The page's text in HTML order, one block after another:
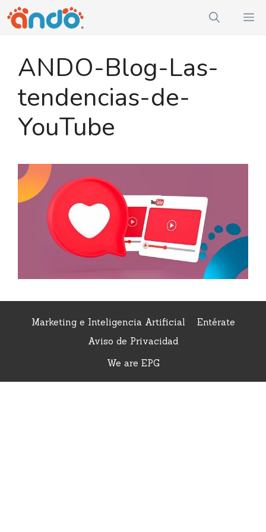
Saltar
al
ANDO-Blog-Las-
tendencias-de-
YouTube
Marketing e Inteligencia Artificial
Entérate
Aviso de Privacidad
We are EPG